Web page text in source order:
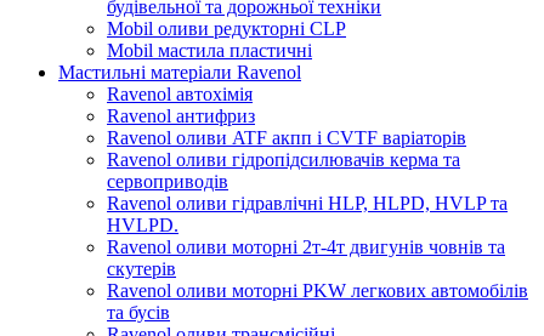
будівельної та дорожньої техніки
Mobil оливи редукторні CLP
Mobil мастила пластичні
Мастильні матеріали Ravenol
Ravenol автохімія
Ravenol антифриз
Ravenol оливи ATF акпп і CVTF варіаторів
Ravenol оливи гідропідсилювачів керма та
сервоприводів
Ravenol оливи гідравлічні HLP, HLPD, HVLP та
HVLPD.
Ravenol оливи моторні 2т-4т двигунів човнів та
скутерів
Ravenol оливи моторні PKW легкових автомобілів
та бусів